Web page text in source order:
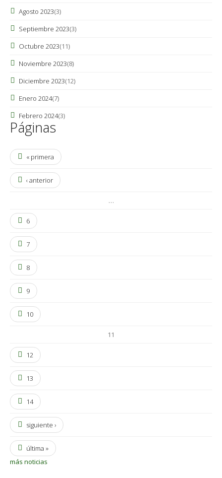
Agosto 2023(3)
Septiembre 2023(3)
Octubre 2023(11)
Noviembre 2023(8)
Diciembre 2023(12)
Enero 2024(7)
Febrero 2024(3)
Páginas
« primera
‹ anterior
…
6
7
8
9
10
11
12
13
14
siguiente ›
última »
más noticias